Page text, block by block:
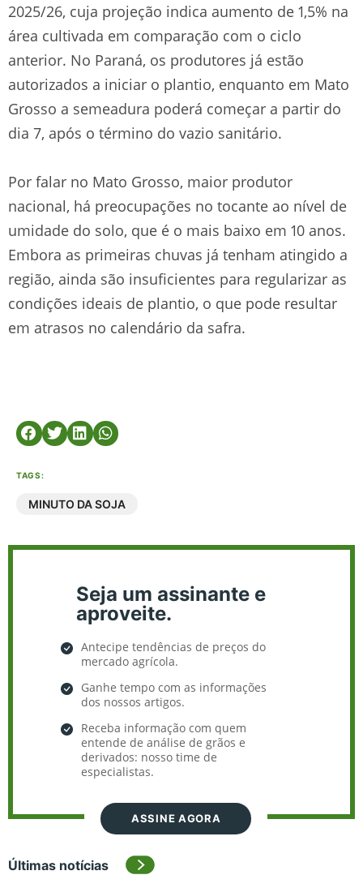
2025/26, cuja projeção indica aumento de 1,5% na
área cultivada em comparação com o ciclo
anterior. No Paraná, os produtores já estão
autorizados a iniciar o plantio, enquanto em Mato
Grosso a semeadura poderá começar a partir do
dia 7, após o término do vazio sanitário.
Por falar no Mato Grosso, maior produtor
nacional, há preocupações no tocante ao nível de
umidade do solo, que é o mais baixo em 10 anos.
Embora as primeiras chuvas já tenham atingido a
região, ainda são insuficientes para regularizar as
condições ideais de plantio, o que pode resultar
em atrasos no calendário da safra.
TAGS:
MINUTO DA SOJA
Seja um assinante e
aproveite.
Antecipe tendências de preços do
mercado agrícola.
Ganhe tempo com as informações
dos nossos artigos.
Receba informação com quem
entende de análise de grãos e
derivados: nosso time de
especialistas.
ASSINE AGORA
Últimas notícias